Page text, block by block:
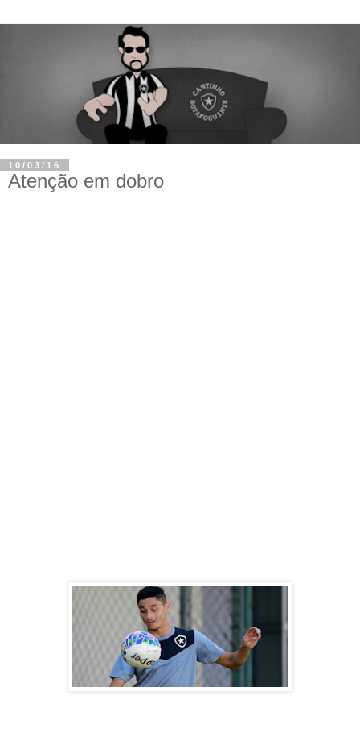
10/03/16
Atenção em dobro